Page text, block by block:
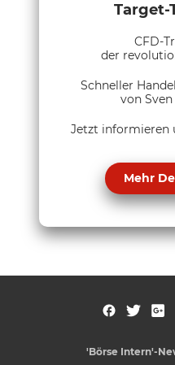
Target-
CFD-
der
Schneller
von
Jetzt informieren
Mehr
'Börse Intern'-